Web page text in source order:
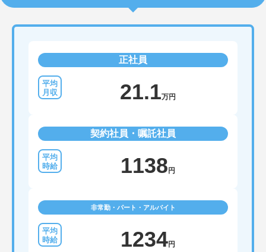
正社員
21.1万円
契約社員・嘱託社員
1138 円
非常勤・パート・アルバイト
1234円